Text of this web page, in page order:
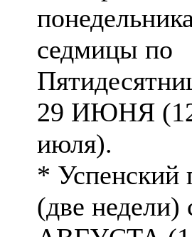
седмицы по
29 ИЮНЯ
июля).
* Успенский
(две недели)